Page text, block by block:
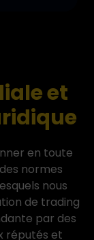
et
en toute
normes
nous
de trading
par des
réputés et